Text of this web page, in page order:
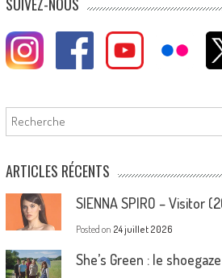
Rechercher
ARTICLES RÉCENTS
SIENNA SPIRO – Visitor
Posted on 24 juillet 2026
She’s Green : le